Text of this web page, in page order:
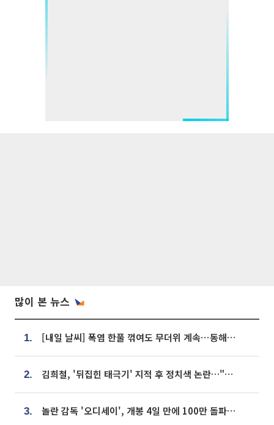
많이 본 뉴스
1. [내일 날씨] 폭염 한풀 꺾여도 무더위 계속⋯동해안 이틀 연속 비
2. 김희철, '뒤집힌 태극기' 지적 후 정치색 논란…"좌우 떠나 우리나라 국기"
3. 놀란 감독 '오디세이', 개봉 4일 만에 100만 돌파⋯'왕사남' 보다 빠르다